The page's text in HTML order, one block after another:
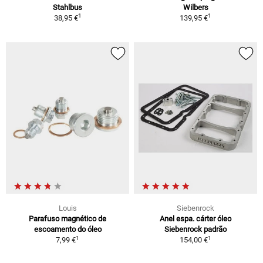
Stahlbus
38,95 €1
Wilbers
139,95 €1
Louis
Parafuso magnético de
escoamento do óleo
7,99 €1
Siebenrock
Anel espa. cárter óleo
Siebenrock padrão
154,00 €1